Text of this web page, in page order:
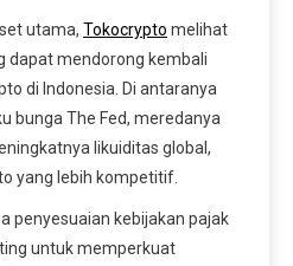
utama, Tokocrypto melihat
dapat mendorong kembali
di Indonesia. Di antaranya
bunga The Fed, meredanya
likuiditas global,
yang lebih kompetitif.
penyesuaian kebijakan pajak
untuk memperkuat